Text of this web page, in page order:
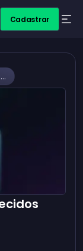
Cadastrar
Os melhores trabalhos parecidos com Amazon Flex